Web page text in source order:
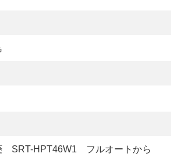
SRT-HPT46W1 フルオートから